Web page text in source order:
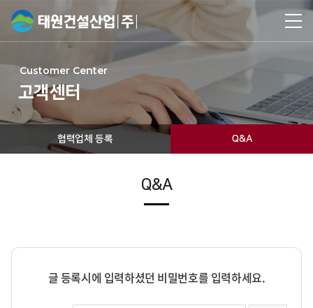
Customer Center
고객센터
협력업체 등록 Q&A
Q&A
글 등록시에 입력하셨던 비밀번호를 입력하세요.